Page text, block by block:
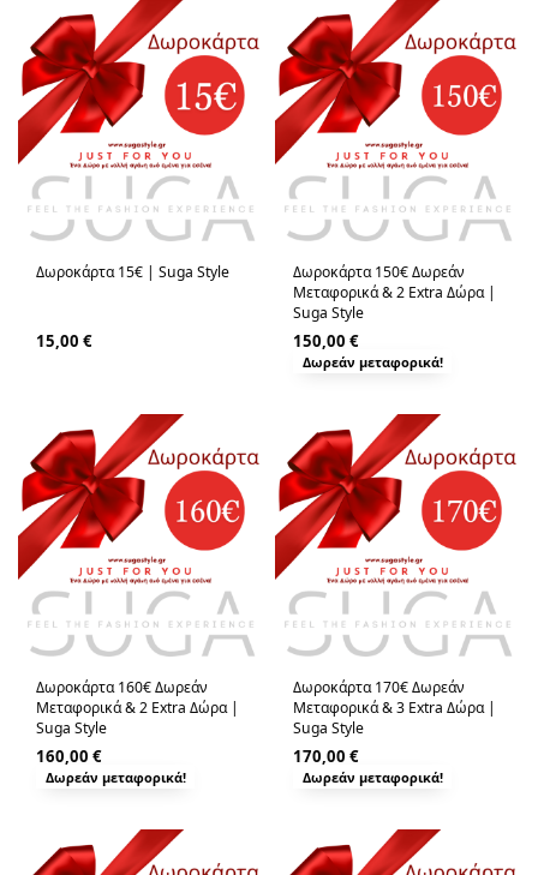
Δωροκάρτα 15€ | Suga Style
15,00 €
Δωροκάρτα 150€ Δωρεάν
Μεταφορικά & 2 Extra Δώρα |
Suga Style
150,00 €
Δωρεάν μεταφορικά!
Δωροκάρτα 160€ Δωρεάν
Μεταφορικά & 2 Extra Δώρα |
Suga Style
160,00 €
Δωρεάν μεταφορικά!
Δωροκάρτα 170€ Δωρεάν
Μεταφορικά & 3 Extra Δώρα |
Suga Style
170,00 €
Δωρεάν μεταφορικά!